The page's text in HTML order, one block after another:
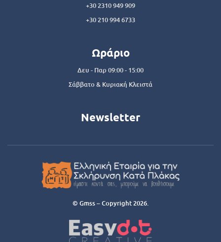
+30 2310 949 909
+30 210 994 6733
Ωράριο
Δευ - Παρ 09:00 - 15:00
Σάββατο & Κυριακή Κλειστά
Newsletter
© Gmss – Copyright 2026.